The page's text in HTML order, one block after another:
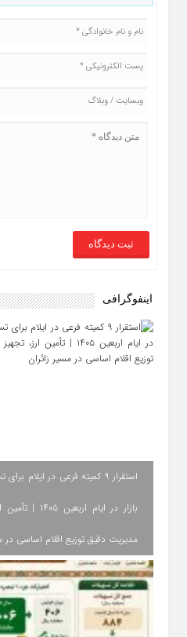
اینفوگرافی
استقرار ۹ کمیته فرعی در
بازار در ایام
مدیریت دقیق توزیع اقلام اساسی در